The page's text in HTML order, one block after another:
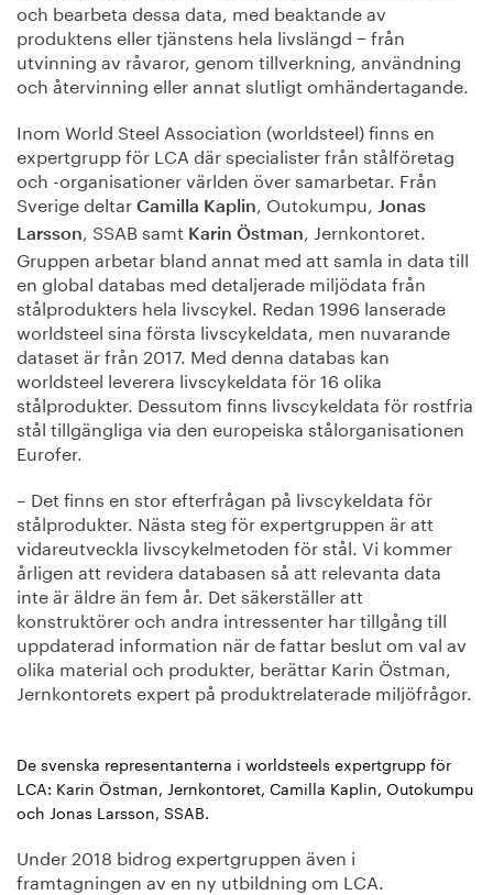
och bearbeta dessa data, med beaktande av
produktens eller tjänstens hela livslängd − från
utvinning av råvaror, genom tillverkning, användning
och återvinning eller annat slutligt omhändertagande.
Inom World Steel Association (worldsteel) finns en
expertgrupp för LCA där specialister från stålföretag
och -organisationer världen över samarbetar. Från
Sverige deltar Camilla Kaplin, Outokumpu, Jonas
Larsson, SSAB samt Karin Östman, Jernkontoret.
Gruppen arbetar bland annat med att samla in data till
en global databas med detaljerade miljödata från
stålprodukters hela livscykel. Redan 1996 lanserade
worldsteel sina första livscykeldata, men nuvarande
dataset är från 2017. Med denna databas kan
worldsteel leverera livscykeldata för 16 olika
stålprodukter. Dessutom finns livscykeldata för rostfria
stål tillgängliga via den europeiska stålorganisationen
Eurofer.
– Det finns en stor efterfrågan på livscykeldata för
stålprodukter. Nästa steg för expertgruppen är att
vidareutveckla livscykelmetoden för stål. Vi kommer
årligen att revidera databasen så att relevanta data
inte är äldre än fem år. Det säkerställer att
konstruktörer och andra intressenter har tillgång till
uppdaterad information när de fattar beslut om val av
olika material och produkter, berättar Karin Östman,
Jernkontorets expert på produktrelaterade miljöfrågor.
De svenska representanterna i worldsteels expertgrupp för
LCA: Karin Östman, Jernkontoret, Camilla Kaplin, Outokumpu
och Jonas Larsson, SSAB.
Under 2018 bidrog expertgruppen även i
framtagningen av en ny utbildning om LCA.